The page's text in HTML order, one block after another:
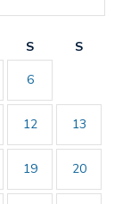
S
S
6
12 13
19 20